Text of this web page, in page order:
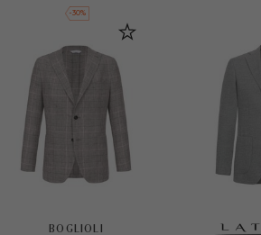
-30%
BOGLIOLI